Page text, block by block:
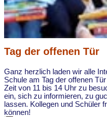
Tag der offenen Tür
Ganz herzlich laden wir alle
Schule am Tag der offenen
Zeit von 11 bis 14 Uhr zu
ein, sich zu informieren, zu
lassen. Kollegen und Schüler
können!